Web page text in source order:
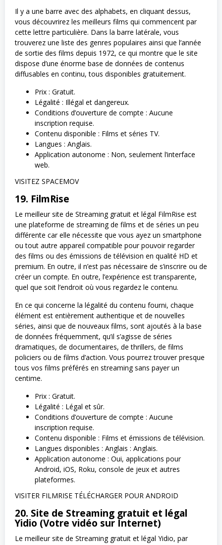
Il y a une barre avec des alphabets, en cliquant dessus,
vous découvrirez les meilleurs films qui commencent par
cette lettre particulière. Dans la barre latérale, vous
trouverez une liste des genres populaires ainsi que l’année
de sortie des films depuis 1972, ce qui montre que le site
dispose d’une énorme base de données de contenus
diffusables en continu, tous disponibles gratuitement.
Prix : Gratuit.
Légalité : Illégal et dangereux.
Conditions d’ouverture de compte : Aucune
inscription requise.
Contenu disponible : Films et séries TV.
Langues : Anglais.
Application autonome : Non, seulement l’interface
web.
VISITEZ SPACEMOV
19. FilmRise
Le meilleur site de Streaming gratuit et légal FilmRise est
une plateforme de streaming de films et de séries un peu
différente car elle nécessite que vous ayez un smartphone
ou tout autre appareil compatible pour pouvoir regarder
des films ou des émissions de télévision en qualité HD et
premium. En outre, il n’est pas nécessaire de s’inscrire ou de
créer un compte. En outre, l’expérience est transparente,
quel que soit l’endroit où vous regardez le contenu.
En ce qui concerne la légalité du contenu fourni, chaque
élément est entièrement authentique et de nouvelles
séries, ainsi que de nouveaux films, sont ajoutés à la base
de données fréquemment, qu’il s’agisse de séries
dramatiques, de documentaires, de thrillers, de films
policiers ou de films d’action. Vous pourrez trouver presque
tous vos films préférés en streaming sans payer un
centime.
Prix : Gratuit.
Légalité : Légal et sûr.
Conditions d’ouverture de compte : Aucune
inscription requise.
Contenu disponible : Films et émissions de télévision.
Langues disponibles : Anglais : Anglais.
Application autonome : Oui, applications pour
Android, iOS, Roku, console de jeux et autres
plateformes.
VISITER FILMRISE TÉLÉCHARGER POUR ANDROID
20. Site de Streaming gratuit et légal
Yidio (Votre vidéo sur Internet)
Le meilleur site de Streaming gratuit et légal Yidio, par